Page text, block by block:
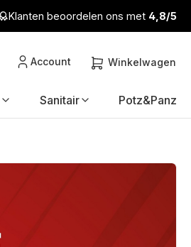
Klanten beoordelen ons met 4,8/5
Account Winkelwagen
Sanitair Potz&Panz